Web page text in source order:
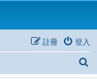
登入
註冊